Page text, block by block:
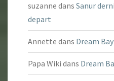
suzanne dans Sanur
depart
Annette dans Dream
Papa Wiki dans Dream